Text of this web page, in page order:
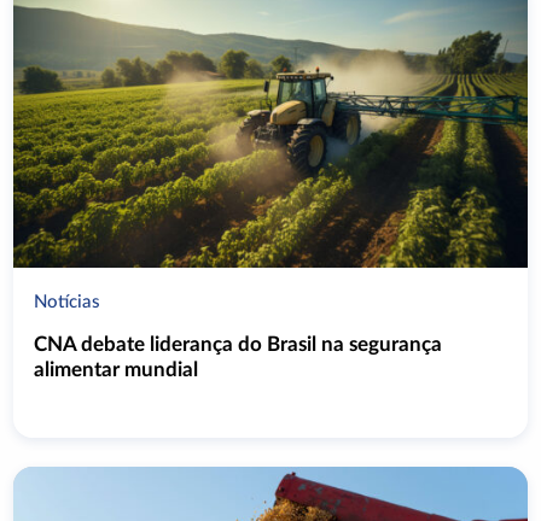
Notícias
CNA debate liderança do Brasil na segurança
alimentar mundial